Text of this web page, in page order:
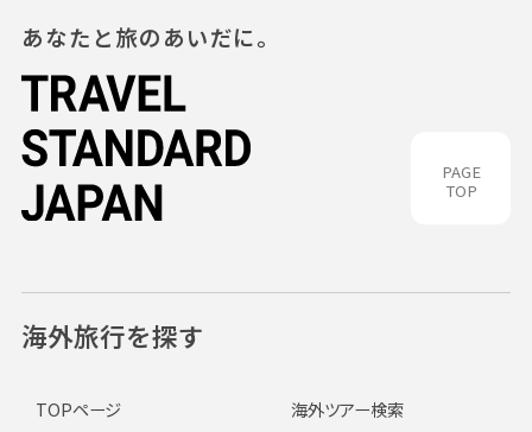
PAGE
TOP
あなたと旅のあいだに。
海外旅行を探す
TOPページ
海外ツアー検索